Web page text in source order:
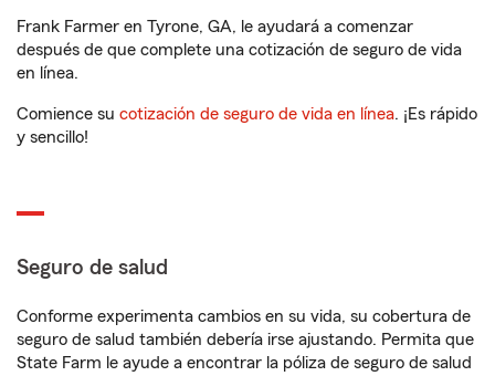
Frank Farmer en Tyrone, GA, le ayudará a comenzar
después de que complete una cotización de seguro de vida
en línea.
Comience su cotización de seguro de vida en línea. ¡Es rápido
y sencillo!
Seguro de salud
Conforme experimenta cambios en su vida, su cobertura de
seguro de salud también debería irse ajustando. Permita que
State Farm le ayude a encontrar la póliza de seguro de salud